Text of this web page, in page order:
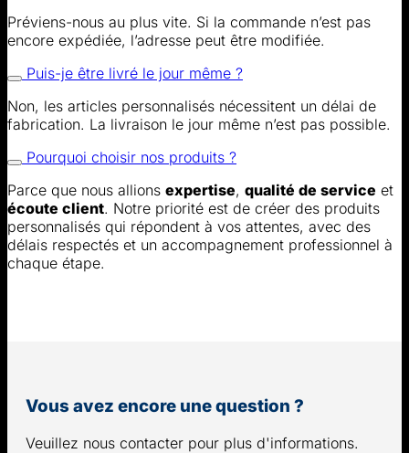
Préviens-nous au plus vite. Si la commande n’est pas
encore expédiée, l’adresse peut être modifiée.
Puis-je être livré le jour même ?
Non, les articles personnalisés nécessitent un délai de
fabrication. La livraison le jour même n’est pas possible.
Pourquoi choisir nos produits ?
Parce que nous allions expertise, qualité de service et
écoute client. Notre priorité est de créer des produits
personnalisés qui répondent à vos attentes, avec des
délais respectés et un accompagnement professionnel à
chaque étape.
Vous avez encore une question ?
Veuillez nous contacter pour plus d'informations.